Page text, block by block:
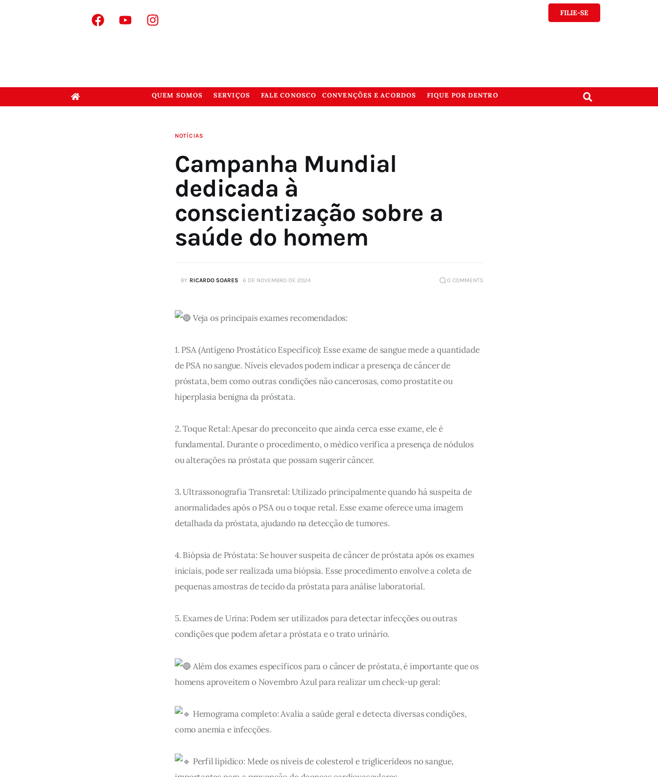
FILIE-SE
QUEM SOMOS SERVIÇOS FALE CONOSCO CONVENÇÕES E ACORDOS FIQUE POR DENTRO
NOTÍCIAS
Campanha Mundial
dedicada à
conscientização sobre a
saúde do homem
BY RICARDO SOARES 6 DE NOVEMBRO DE 2024 0 COMMENTS
Veja os principais exames recomendados:
1. PSA (Antígeno Prostático Específico): Esse exame de sangue mede a quantidade
de PSA no sangue. Níveis elevados podem indicar a presença de câncer de
próstata, bem como outras condições não cancerosas, como prostatite ou
hiperplasia benigna da próstata.
2. Toque Retal: Apesar do preconceito que ainda cerca esse exame, ele é
fundamental. Durante o procedimento, o médico verifica a presença de nódulos
ou alterações na próstata que possam sugerir câncer.
3. Ultrassonografia Transretal: Utilizado principalmente quando há suspeita de
anormalidades após o PSA ou o toque retal. Esse exame oferece uma imagem
detalhada da próstata, ajudando na detecção de tumores.
4. Biópsia de Próstata: Se houver suspeita de câncer de próstata após os exames
iniciais, pode ser realizada uma biópsia. Esse procedimento envolve a coleta de
pequenas amostras de tecido da próstata para análise laboratorial.
5. Exames de Urina: Podem ser utilizados para detectar infecções ou outras
condições que podem afetar a próstata e o trato urinário.
Além dos exames específicos para o câncer de próstata, é importante que os
homens aproveitem o Novembro Azul para realizar um check-up geral:
Hemograma completo: Avalia a saúde geral e detecta diversas condições,
como anemia e infecções.
Perfil lipídico: Mede os níveis de colesterol e triglicerídeos no sangue,